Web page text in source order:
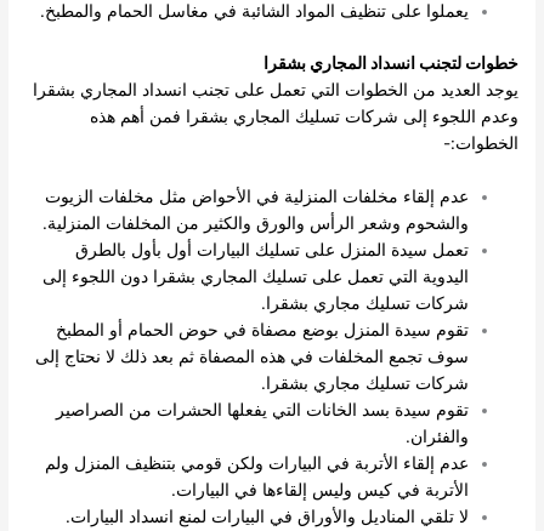
يعملوا على تنظيف المواد الشائبة في مغاسل الحمام والمطبخ.
خطوات لتجنب انسداد المجاري بشقرا
يوجد العديد من الخطوات التي تعمل على تجنب انسداد المجاري بشقرا
وعدم اللجوء إلى شركات تسليك المجاري بشقرا فمن أهم هذه
الخطوات:-
عدم إلقاء مخلفات المنزلية في الأحواض مثل مخلفات الزيوت
والشحوم وشعر الرأس والورق والكثير من المخلفات المنزلية.
تعمل سيدة المنزل على تسليك البيارات أول بأول بالطرق
اليدوية التي تعمل على تسليك المجاري بشقرا دون اللجوء إلى
شركات تسليك مجاري بشقرا.
تقوم سيدة المنزل بوضع مصفاة في حوض الحمام أو المطبخ
سوف تجمع المخلفات في هذه المصفاة ثم بعد ذلك لا نحتاج إلى
شركات تسليك مجاري بشقرا.
تقوم سيدة بسد الخانات التي يفعلها الحشرات من الصراصير
والفئران.
عدم إلقاء الأتربة في البيارات ولكن قومي بتنظيف المنزل ولم
الأتربة في كيس وليس إلقاءها في البيارات.
لا تلقي المناديل والأوراق في البيارات لمنع انسداد البيارات.